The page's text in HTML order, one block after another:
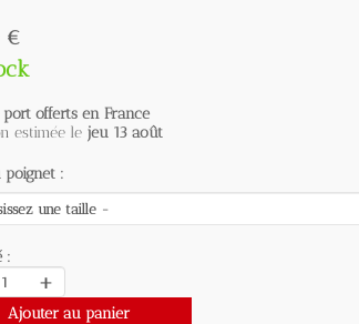
offerts en France
lejeu 13 août
:
au panier